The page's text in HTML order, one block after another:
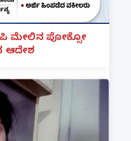
ಮೇಲಿನ ಪೋಕ್ಸೋ
ಆದೇಶ